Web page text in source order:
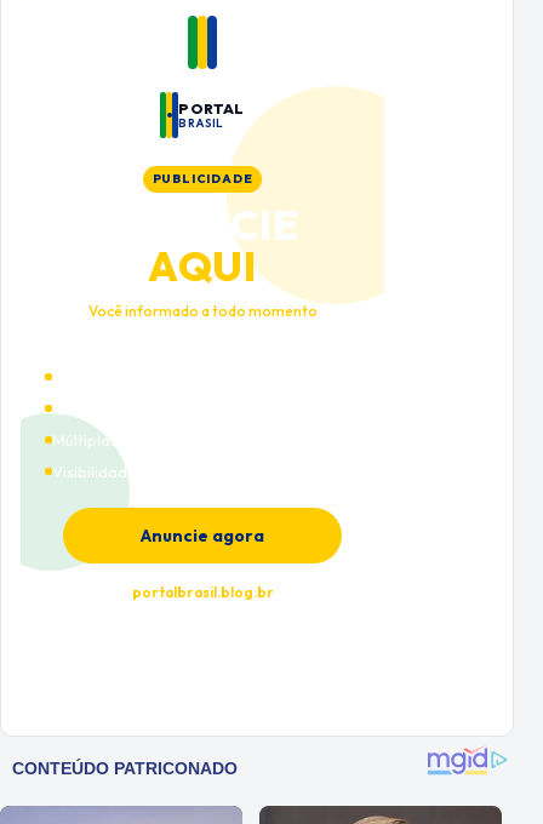
PORTAL
BRASIL
PUBLICIDADE
ANUNCIE
AQUI
Você informado a todo momento
Múltiplas categorias
Visibilidade premium
Anuncie agora
portalbrasil.blog.br